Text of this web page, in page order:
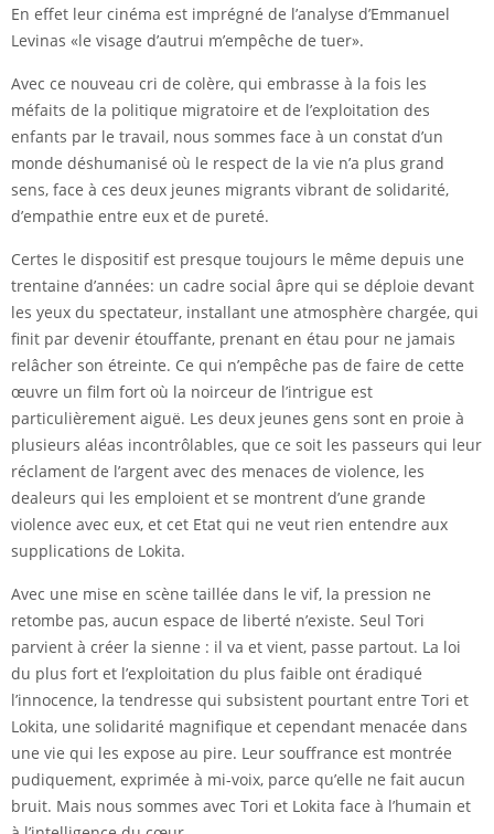
En effet leur cinéma est imprégné de l’analyse d’Emmanuel
Levinas «le visage d’autrui m’empêche de tuer».
Avec ce nouveau cri de colère, qui embrasse à la fois les
méfaits de la politique migratoire et de l’exploitation des
enfants par le travail, nous sommes face à un constat d’un
monde déshumanisé où le respect de la vie n’a plus grand
sens, face à ces deux jeunes migrants vibrant de solidarité,
d’empathie entre eux et de pureté.
Certes le dispositif est presque toujours le même depuis une
trentaine d’années: un cadre social âpre qui se déploie devant
les yeux du spectateur, installant une atmosphère chargée, qui
finit par devenir étouffante, prenant en étau pour ne jamais
relâcher son étreinte. Ce qui n’empêche pas de faire de cette
œuvre un film fort où la noirceur de l’intrigue est
particulièrement aiguë. Les deux jeunes gens sont en proie à
plusieurs aléas incontrôlables, que ce soit les passeurs qui leur
réclament de l’argent avec des menaces de violence, les
dealeurs qui les emploient et se montrent d’une grande
violence avec eux, et cet Etat qui ne veut rien entendre aux
supplications de Lokita.
Avec une mise en scène taillée dans le vif, la pression ne
retombe pas, aucun espace de liberté n’existe. Seul Tori
parvient à créer la sienne : il va et vient, passe partout. La loi
du plus fort et l’exploitation du plus faible ont éradiqué
l’innocence, la tendresse qui subsistent pourtant entre Tori et
Lokita, une solidarité magnifique et cependant menacée dans
une vie qui les expose au pire. Leur souffrance est montrée
pudiquement, exprimée à mi-voix, parce qu’elle ne fait aucun
bruit. Mais nous sommes avec Tori et Lokita face à l’humain et